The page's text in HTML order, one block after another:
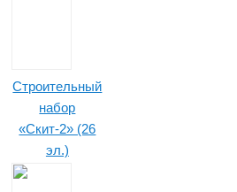
Строительный
набор
«Скит-2» (26
эл.)